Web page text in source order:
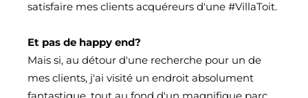
satisfaire mes clients acquéreurs d'une #VillaToit.
Et pas de happy end?
Mais si, au détour d'une recherche pour un de
mes clients, j'ai visité un endroit absolument